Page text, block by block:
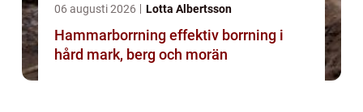
06 augusti 2026 Lotta Albertsson
Hammarborrning effektiv borrning i
hård mark, berg och morän